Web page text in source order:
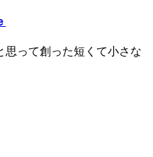
思って創った短くて小さな